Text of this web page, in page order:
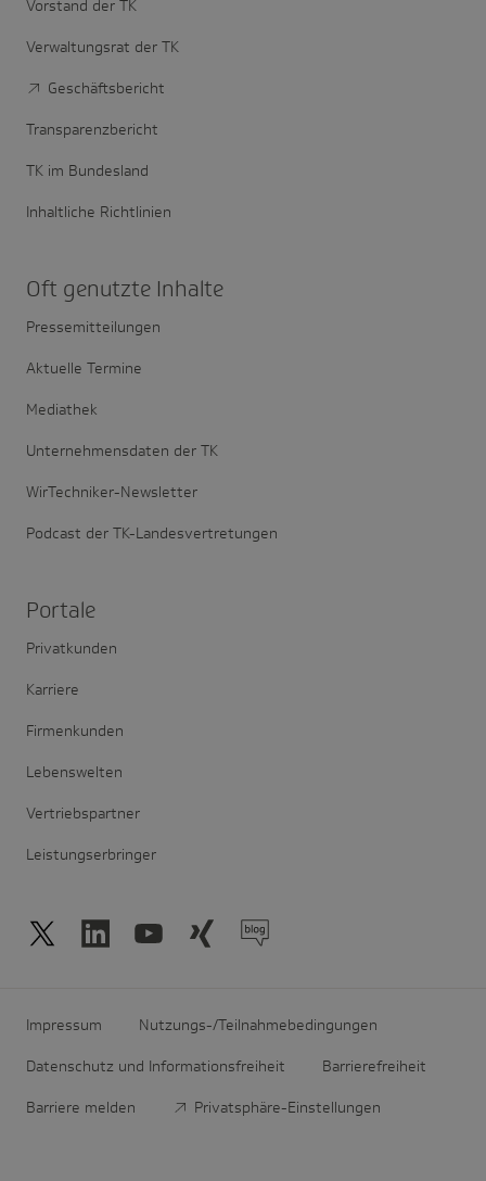
Vorstand der TK
Verwaltungsrat der TK
Geschäftsbericht
Transparenzbericht
TK im Bundesland
Inhaltliche Richtlinien
Oft genutzte Inhalte
Pressemitteilungen
Aktuelle Termine
Mediathek
Unternehmensdaten der TK
WirTechniker-Newsletter
Podcast der TK-Landesvertretungen
Portale
Privatkunden
Karriere
Firmenkunden
Lebenswelten
Vertriebspartner
Leistungserbringer
Impressum Nutzungs-/Teilnahmebedingungen
Datenschutz und Informationsfreiheit Barrierefreiheit
Barriere melden Privatsphäre-Einstellungen